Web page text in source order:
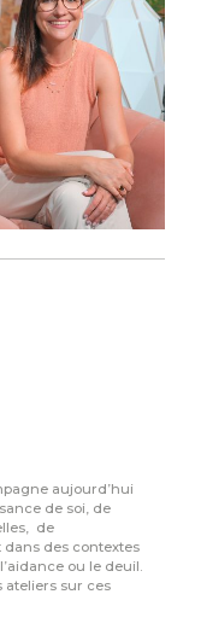
aujourd’hui
de soi, de
de
des contextes
ou le deuil.
ateliers sur ces